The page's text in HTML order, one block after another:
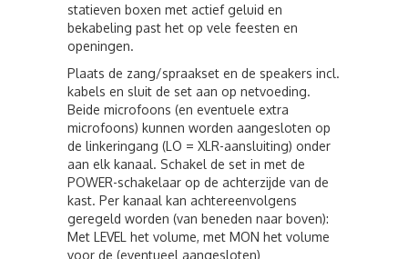
statieven boxen met actief geluid en
bekabeling past het op vele feesten en
openingen.
Plaats de zang/spraakset en de speakers incl.
kabels en sluit de set aan op netvoeding.
Beide microfoons (en eventuele extra
microfoons) kunnen worden aangesloten op
de linkeringang (LO = XLR-aansluiting) onder
aan elk kanaal. Schakel de set in met de
POWER-schakelaar op de achterzijde van de
kast. Per kanaal kan achtereenvolgens
geregeld worden (van beneden naar boven):
Met LEVEL het volume, met MON het volume
voor de (eventueel aangesloten)